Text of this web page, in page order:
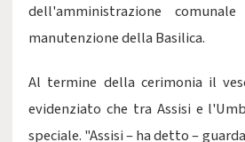
dell'amministrazione
manutenzione della Basilica.
Al termine della cerimonia il
evidenziato che tra Assisi e
speciale. "Assisi – ha detto –